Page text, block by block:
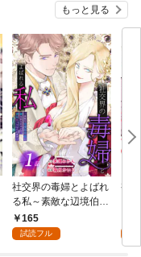
もっと見る
社交界の毒婦とよばれ
る私～素敵な辺境伯令
息に腕を折られたの
で、責任とってもらい
165
試読フル
視